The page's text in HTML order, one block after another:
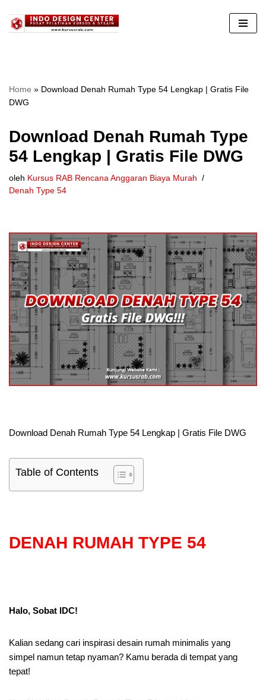
Lompat
Home » Download Denah Rumah Type 54 Lengkap | Gratis File
DWG
Download Denah Rumah Type
54 Lengkap | Gratis File DWG
oleh Kursus RAB Rencana Anggaran Biaya Murah
Denah Type 54
Download Denah Rumah Type 54 Lengkap | Gratis File DWG
Table of Contents
DENAH RUMAH TYPE 54
Halo, Sobat IDC!
Kalian sedang cari inspirasi desain rumah minimalis yang
simpel namun tetap nyaman? Kamu berada di tempat yang
tepat!